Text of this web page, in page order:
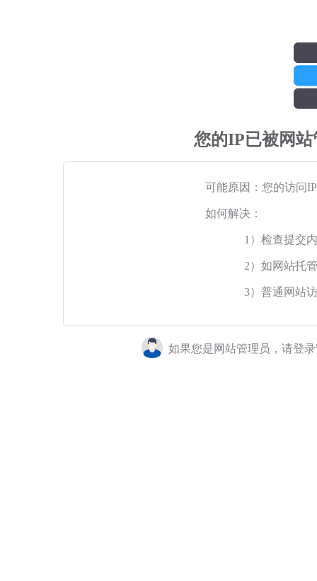
您的IP已被网
可能原因：您的访问
如何解决：
1）检查提交
2）如网站托
3）普通网站
如果您是网站管理员，请登